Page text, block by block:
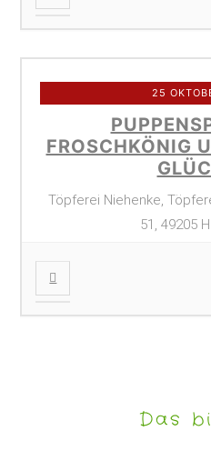
25
FROSCHKÖNIG
Töpferei Niehenke,
51, 49205
Das